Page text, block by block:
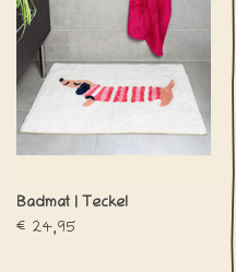
Badmat | Teckel
€24,95